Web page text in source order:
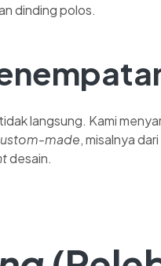
dinding polos.
langsung. Kami
made, misalnya
desain.